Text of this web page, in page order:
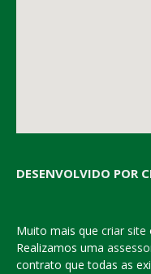
DESENVOLVIDO POR
Muito mais que criar site
Realizamos uma
contrato que todas as